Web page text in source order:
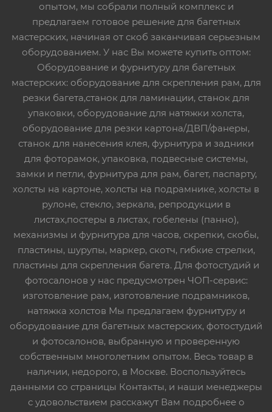
опытом, мы собрали полный комплекс и
предлагаем готовое решение для багетных
мастерских, начиная от скоб заканчивая серьезным
оборудованием. У нас Вы можете купить оптом:
Оборудование и фурнитуру для багетных
мастерских: оборудование для скрепления рам, для
резки багета,станок для ламинации, станок для
упаковки, оборудование для натяжки холста,
оборудование для резки картона/ДВП/фанеры,
станок для нанесения клея, фурнитура и задники
для фоторамок, упаковка, подвесные системы,
замки и петли, фурнитура для рам, багет, паспарту,
холсты на картоне, холсты на подрамнике, холсты в
рулоне, стекло, зеркала, репродукции в
листах,постеры в листах, гобелены (панно),
механизмы и фурнитура для часов, скрепки, скобы,
пластины, шурупы, маркер, скотч, гибкие стрелки,
пластины для скрепления багета. Для фотостудий и
фотосалонов у нас предусмотрен ЧОП-сервис:
изготовление рам, изготовление подрамников,
натяжка холстов Мы предлагаем фурнитуру и
оборудование для багетных мастерских, фотостудий
и фотосалонов, выбранную и проверенную
собственным многолетним опытом. Весь товар в
наличии, недорого, в Москве. Воспользуйтесь
данными со страницы Контакты, и наши менеджеры
с удовольствием расскажут Вам подробнее о